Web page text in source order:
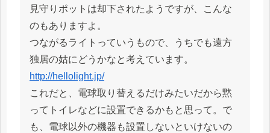
見守りポットは却下されたようですが、こんな
のもありますよ。
つながるライトっていうもので、うちでも遠方
独居の姑にどうかなと考えています。
http://hellolight.jp/
これだと、電球取り替えるだけみたいだから黙
ってトイレなどに設置できるかもと思って。で
も、電球以外の機器も設置しないといけないの